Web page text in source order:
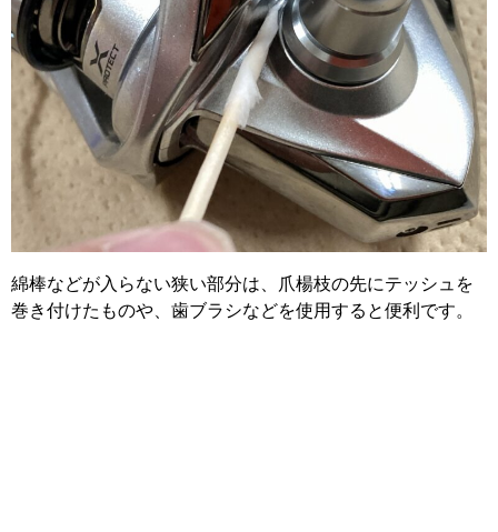
綿棒などが入らない狭い部分は、爪楊枝の先にテッシュを
巻き付けたものや、歯ブラシなどを使用すると便利です。